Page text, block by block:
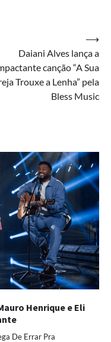
Daiani Alves lança a
canção “A Sua
Trouxe a Lenha” pela
Bless Music
⟶
Henrique e Eli
De Errar Pra